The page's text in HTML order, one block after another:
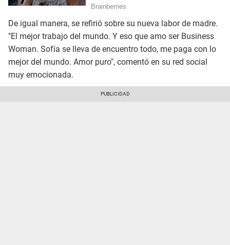
De igual manera, se refirió sobre su nueva labor de madre.
"El mejor trabajo del mundo. Y eso que amo ser Business
Woman. Sofía se lleva de encuentro todo, me paga con lo
mejor del mundo. Amor puro", comentó en su red social
muy emocionada.